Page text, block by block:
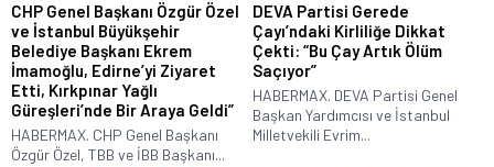
CHP Genel Başkanı Özgür Özel
ve İstanbul Büyükşehir
Belediye Başkanı Ekrem
İmamoğlu, Edirne’yi Ziyaret
Etti, Kırkpınar Yağlı
Güreşleri’nde Bir Araya Geldi”
HABERMAX. CHP Genel Başkanı
Özgür Özel, TBB ve İBB Başkanı...
DEVA Partisi Gerede
Çayı’ndaki Kirliliğe Dikkat
Çekti: “Bu Çay Artık Ölüm
Saçıyor”
HABERMAX. DEVA Partisi Genel
Başkan Yardımcısı ve İstanbul
Milletvekili Evrim...